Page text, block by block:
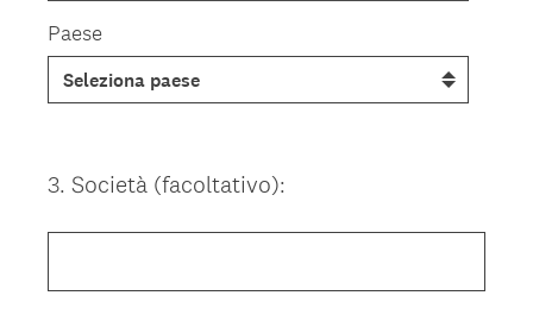
Paese
Question
3. Società (facoltativo):